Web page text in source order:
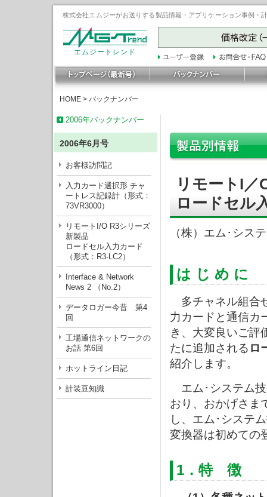
株式会社エムジーがお送りする製品情報・アプリケーション事例
エムジートレンド
HOME > バックナンバー
2006年バックナンバー
2006年6月号
お客様訪問記
入力カード選択形 チャ
ートレス記録計（形式：
73VR3000）
リモートI/O R3シリーズ
新製品
ロードセル入力カード
（形式：R3-LC2）
Interface & Network
News 2 （No.2）
データロガー今昔 第4
回
工場通信ネットワークの
お話 第6回
ホットライン日記
計装豆知識
リモートI／
ロードセル
（株）エム･シス
は じ め に
多チャネル組合
力カードと通信カ
き、大変良いご評
たに追加される ロ
紹介します。
エム･システム技
おり、おかげさま
し、エム･システ
変換器は初めての
1．特 徴